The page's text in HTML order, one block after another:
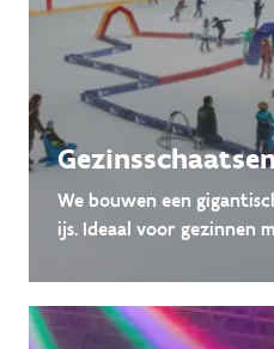
We bouwen een
ijs. Ideaal voor gezinnen